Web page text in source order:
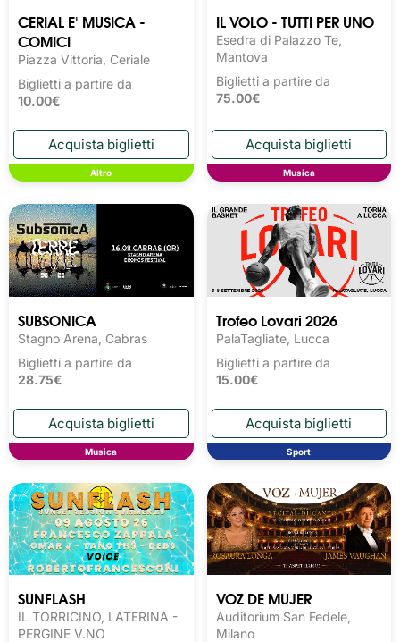
CERIAL E' MUSICA -
COMICI
Piazza Vittoria, Ceriale
Biglietti a partire da
10.00€
Altro
IL VOLO - TUTTI PER UNO
Esedra di Palazzo Te,
Mantova
Biglietti a partire da
75.00€
Musica
SUBSONICA
Stagno Arena, Cabras
Biglietti a partire da
28.75€
Musica
Trofeo Lovari 2026
PalaTagliate, Lucca
Biglietti a partire da
15.00€
Sport
SUNFLASH
IL TORRICINO, LATERINA -
PERGINE V.NO
VOZ DE MUJER
Auditorium San Fedele,
Milano